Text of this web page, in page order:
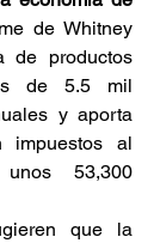
de Whitney
de productos
de 5.5 mil
y aporta
impuestos al
unos 53,300
que la